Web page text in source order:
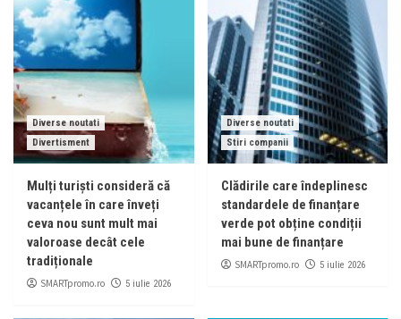
Diverse noutati
Divertisment
Mulți turiști consideră că
vacanțele în care înveți
ceva nou sunt mult mai
valoroase decât cele
tradiționale
SMARTpromo.ro 5 iulie 2026
Diverse noutati
Stiri companii
Clădirile care îndeplinesc
standardele de finanțare
verde pot obține condiții
mai bune de finanțare
SMARTpromo.ro 5 iulie 2026